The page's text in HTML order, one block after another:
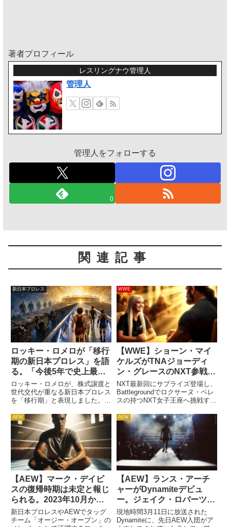
著者プロフィール
レスリングナウ管理人
管理人
管理人をフォローする
0
関連記事
新日本プロレス
ロッキー・ロメロが「移行
期の新日本プロレス」を語
る。「今後5年で史上最高
の選手層になるさ」
ロッキー・ロメロが、株式譲渡と
世代交代が重なる新日本プロレス
を「移行期」と表現しました。経
が続く中、それでも現在のG1と
若手選手を高く評価し、今後5年
で「新日本史上最高クラスのロー
スター」になるとの期待を語っ
て...
WWE
【WWE】ショーン・マイ
ケルズがTNAジョーディ
ン・グレースのNXT参戦を
語る。「Royal Rumbleに
ブッキングしたらHHHが
嫉妬してね」
NXT最新回にサプライズ登場し、
Battlegroundでロクサーヌ・ペレ
スの持つNXT女子王座へ挑戦する
レース。TNAのトップ女子レスラ
ーである彼女は2024年のRoyal
Rumbleで行われた女子ロイヤ
ル...
AEW
【AEW】マーク・デイビ
スの復帰時期は未定と報じ
られる。2023年10月から
長期欠場中
新日本プロレスやAEWでタッグ
チーム「オージー・オープン」の
AEW
【AEW】ランス・アーチ
ャーがDynamiteデビュ
ー。ジェイク・ロバーツの
クライアント
現地時間3月11日に放送された
Dynamiteに、先日AEW入団がア